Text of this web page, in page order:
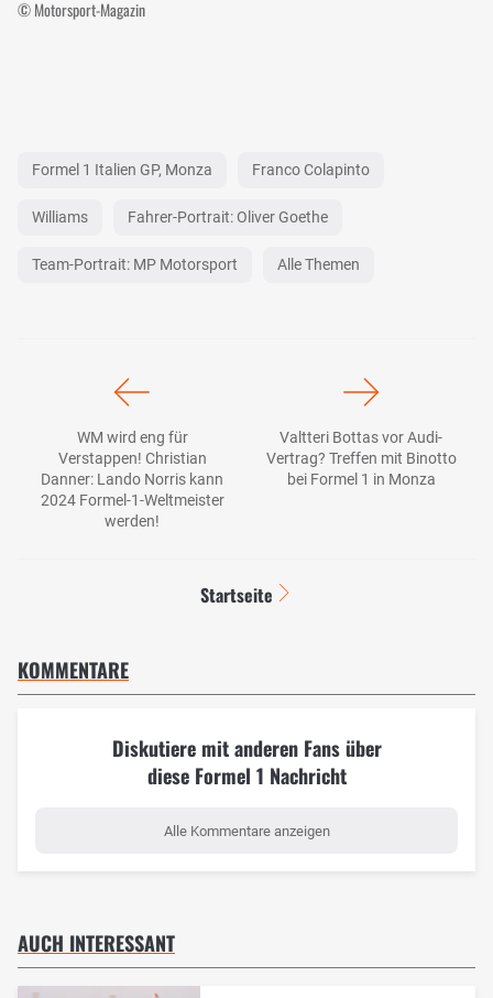
© Motorsport-Magazin
Formel 1 Italien GP, Monza Franco Colapinto
Williams Fahrer-Portrait: Oliver Goethe
Team-Portrait: MP Motorsport Alle Themen
WM wird eng für
Verstappen! Christian
Danner: Lando Norris kann
2024 Formel-1-Weltmeister
werden!
Valtteri Bottas vor Audi-
Vertrag? Treffen mit Binotto
bei Formel 1 in Monza
Startseite
KOMMENTARE
Diskutiere mit anderen Fans über
diese Formel 1 Nachricht
Alle Kommentare anzeigen
AUCH INTERESSANT